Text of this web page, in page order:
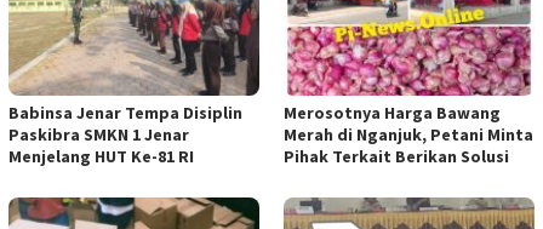
Babinsa Jenar Tempa Disiplin
Paskibra SMKN 1 Jenar
Menjelang HUT Ke-81 RI
Merosotnya Harga Bawang
Merah di Nganjuk, Petani Minta
Pihak Terkait Berikan Solusi